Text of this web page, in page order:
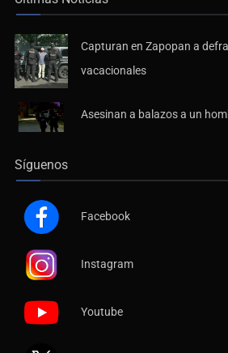
Capturan en Zapopan a
vacacionales
Asesinan a balazos a un
Síguenos
Facebook
Instagram
Youtube